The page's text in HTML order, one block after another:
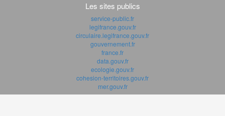
Les sites publics
service-public.fr
legifrance.gouv.fr
circulaire.legifrance.gouv.fr
gouvernement.fr
france.fr
data.gouv.fr
ecologie.gouv.fr
cohesion-territoires.gouv.fr
mer.gouv.fr